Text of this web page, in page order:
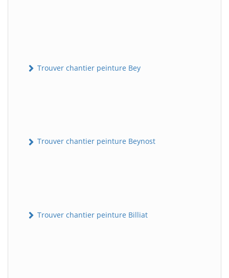
Trouver chantier peinture Bey
Trouver chantier peinture Beynost
Trouver chantier peinture Billiat